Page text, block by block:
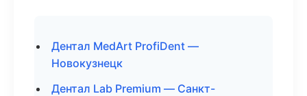
Дентал MedArt ProfiDent —
Новокузнецк
Дентал Lab Premium — Санкт-